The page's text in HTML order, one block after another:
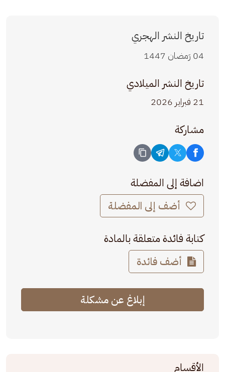
تاريخ النشر الهجري
04 رَمضان 1447
تاريخ النشر الميلادي
21 فبراير 2026
مشاركة
اضافة إلى المفضلة
أضف إلى المفضلة
كتابة فائدة متعلقة بالمادة
أضف فائدة
إبلاغ عن مشكلة
الأقسام